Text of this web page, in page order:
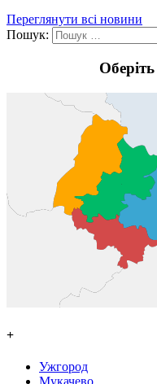
Переглянути всі новини
Пошук:
+
Ужгород